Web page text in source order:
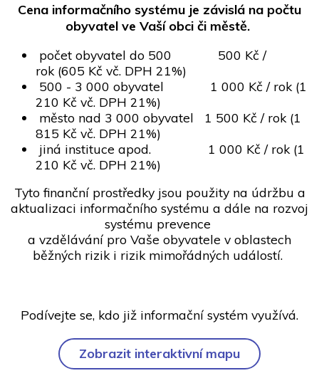
Cena informačního systému je závislá na počtu
obyvatel ve Vaší obci či městě.
počet obyvatel do 500 500 Kč /
rok (605 Kč vč. DPH 21%)
500 - 3 000 obyvatel 1 000 Kč / rok (1
210 Kč vč. DPH 21%)
město nad 3 000 obyvatel 1 500 Kč / rok (1
815 Kč vč. DPH 21%)
jiná instituce apod. 1 000 Kč / rok (1
210 Kč vč. DPH 21%)
Tyto finanční prostředky jsou použity na údržbu a
aktualizaci informačního systému a dále na rozvoj
systému prevence
a vzdělávání pro Vaše obyvatele v oblastech
běžných rizik i rizik mimořádných událostí.
Podívejte se, kdo již informační systém využívá.
Zobrazit interaktivní mapu